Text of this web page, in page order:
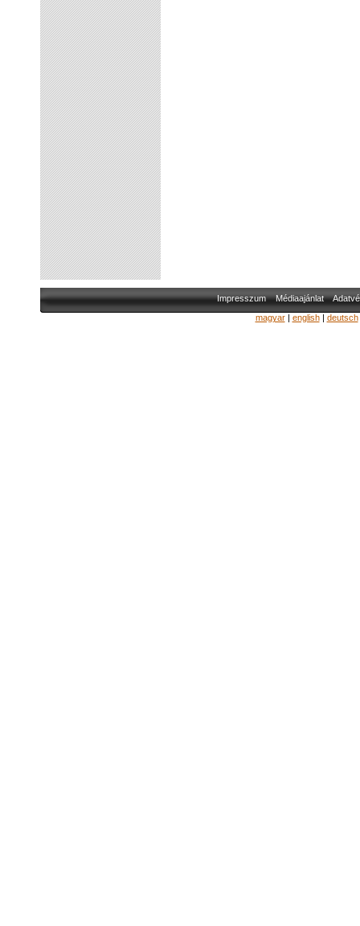
Impresszum Médiaajánlat
magyar| english| deutsch